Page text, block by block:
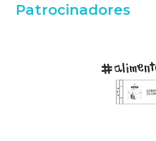
Patrocinadores